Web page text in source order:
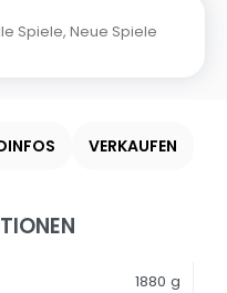
Spiele, Neue Spiele
VERKAUFEN
1880 g